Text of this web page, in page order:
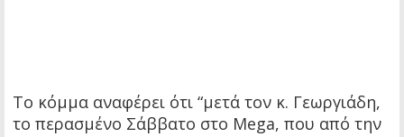
Το κόμμα αναφέρει ότι “μετά τον κ. Γεωργιάδη,
το περασμένο Σάββατο στο Mega, που από την